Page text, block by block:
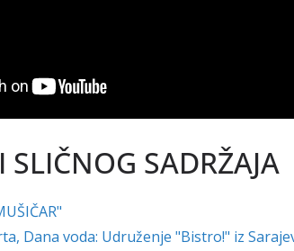
SLIČNOG SADRŽAJA
Dana voda: Udruženje "Bistro!" iz